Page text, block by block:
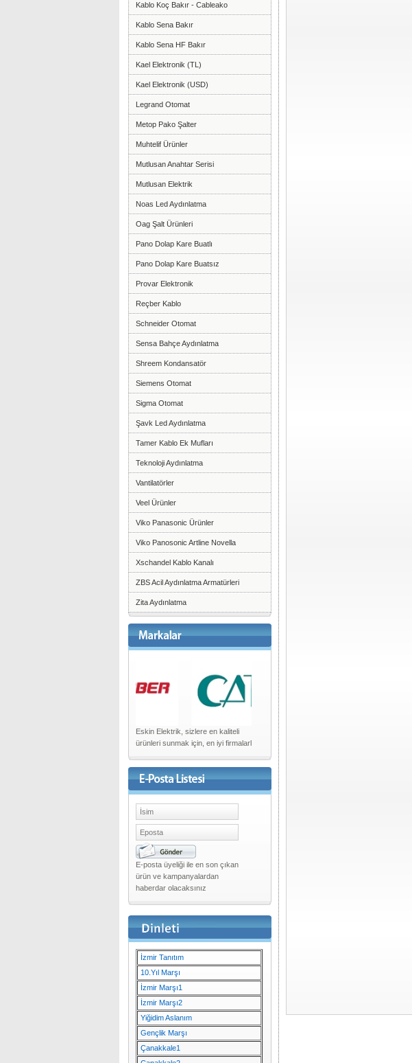
Kablo Koç Bakır - Cableako
Kablo Sena Bakır
Kablo Sena HF Bakır
Kael Elektronik (TL)
Kael Elektronik (USD)
Legrand Otomat
Metop Pako Şalter
Muhtelif Ürünler
Mutlusan Anahtar Serisi
Mutlusan Elektrik
Noas Led Aydınlatma
Oag Şalt Ürünleri
Pano Dolap Kare Buatlı
Pano Dolap Kare Buatsız
Provar Elektronik
Reçber Kablo
Schneider Otomat
Sensa Bahçe Aydınlatma
Shreem Kondansatör
Siemens Otomat
Sigma Otomat
Şavk Led Aydınlatma
Tamer Kablo Ek Mufları
Teknoloji Aydınlatma
Vantilatörler
Veel Ürünler
Viko Panasonic Ürünler
Viko Panosonic Artline Novella
Xschandel Kablo Kanalı
ZBS Acil Aydınlatma Armatürleri
Zita Aydınlatma
Eskin Elektrik, sizlere en kaliteli
ürünleri sunmak için, en iyi firmalarl
E-posta üyeliği ile en son çıkan
ürün ve kampanyalardan
haberdar olacaksınız
İzmir Tanıtım
10.Yıl Marşı
İzmir Marşı1
İzmir Marşı2
Yiğidim Aslanım
Gençlik Marşı
Çanakkale1